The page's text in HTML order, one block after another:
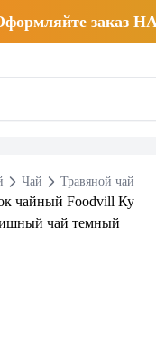
заказ
Чай Травяной чай